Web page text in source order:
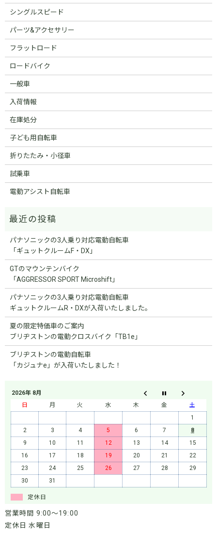
シングルスピード
パーツ&アクセサリー
フラットロード
ロードバイク
一般車
入荷情報
在庫処分
子ども用自転車
折りたたみ・小径車
試乗車
電動アシスト自転車
パナソニックの3人乗り対応電動自転車
「ギュットクルームF・DX」
GTのマウンテンバイク
「AGGRESSOR SPORT Microshift」
パナソニックの3人乗り対応電動自転車
ギュットクルームR・DXが入荷いたしました。
夏の限定特価車のご案内
ブリヂストンの電動クロスバイク「TB1e」
ブリヂストンの電動自転車
「カジュナe」が入荷いたしました！
2026年 8月
日
月 火 水 木 金
土
1
2
3 4 5 6 7
8
9
10 11 12 13 14
15
16
17 18 19 20 21
22
23
24 25 26 27 28
29
30
31
定休日
営業時間 9:00～19:00
定休日 水曜日